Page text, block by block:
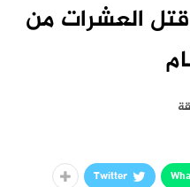
قتل العشرات من
Twitter